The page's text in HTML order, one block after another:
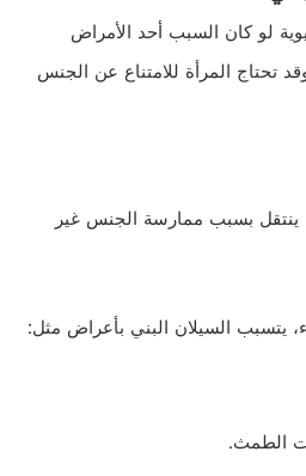
لو كان السبب أحد الأمراض
تحتاج المرأة للامتناع عن الجنس
بسبب ممارسة الجنس غير
يتسبب السيلان البني بأعراض مثل:
الطمث.